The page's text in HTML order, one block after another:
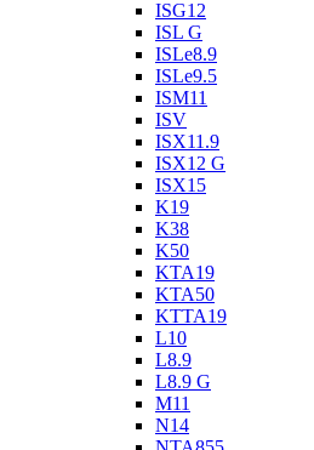
ISG12
ISL G
ISLe8.9
ISLe9.5
ISM11
ISV
ISX11.9
ISX12 G
ISX15
K19
K38
K50
KTA19
KTA50
KTTA19
L10
L8.9
L8.9 G
M11
N14